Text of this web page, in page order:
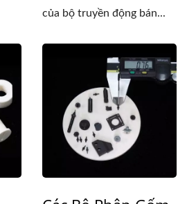
của bộ truyền động bán...